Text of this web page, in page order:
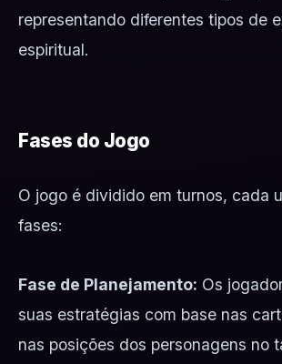
representando diferentes tipos de
espiritual.
Fases do Jogo
O jogo é dividido em turnos, cada
fases:
Fase de Planejamento: Os
suas estratégias com base nas
nas posições dos personagens no